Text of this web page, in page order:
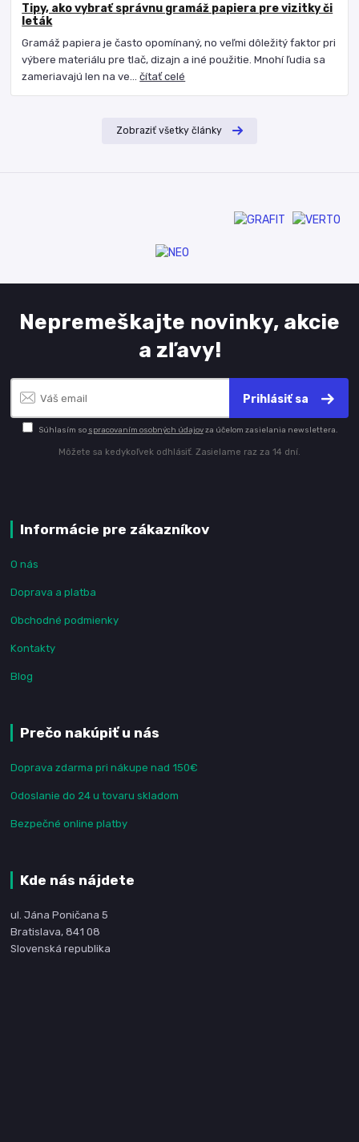
Tipy, ako vybrať správnu gramáž papiera pre vizitky či
leták
Gramáž papiera je často opomínaný, no veľmi dôležitý faktor pri
výbere materiálu pre tlač, dizajn a iné použitie. Mnohí ľudia sa
zameriavajú len na ve...čítať celé
Zobraziť všetky články
Nepremeškajte novinky, akcie
a zľavy!
Prihlásiť sa
Súhlasím so spracovaním osobných údajovza účelom zasielania newslettera.
Môžete sa kedykoľvek odhlásiť. Zasielame raz za 14 dní.
Informácie pre zákazníkov
O nás
Doprava a platba
Obchodné podmienky
Kontakty
Blog
Prečo nakúpiť u nás
Doprava zdarma pri nákupe nad 150€
Odoslanie do 24 u tovaru skladom
Bezpečné online platby
Kde nás nájdete
ul. Jána Poničana 5
Bratislava, 841 08
Slovenská republika